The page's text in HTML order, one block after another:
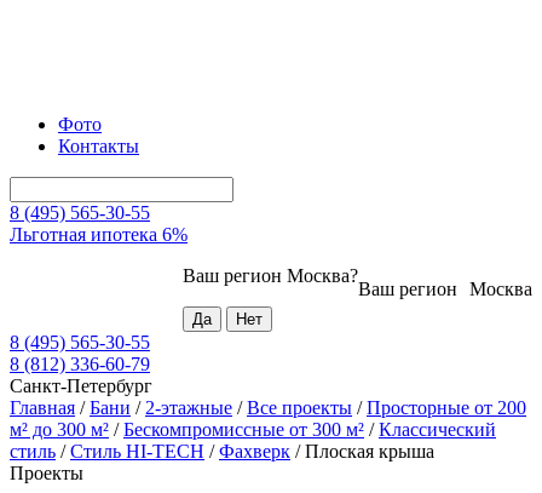
Фото
Контакты
8 (495) 565-30-55
Льготная ипотека 6%
Москва
Ваш регион
Ваш регион Москва?
8 (495) 565-30-55
8 (812) 336-60-79
Санкт-Петербург
Главная /Бани / 2-этажные /Все проекты /Просторные от 200
м² до 300 м² /Бескомпромиссные от 300 м² /Классический
стиль /Стиль HI-TECH /Фахверк /Плоская крыша
Проекты